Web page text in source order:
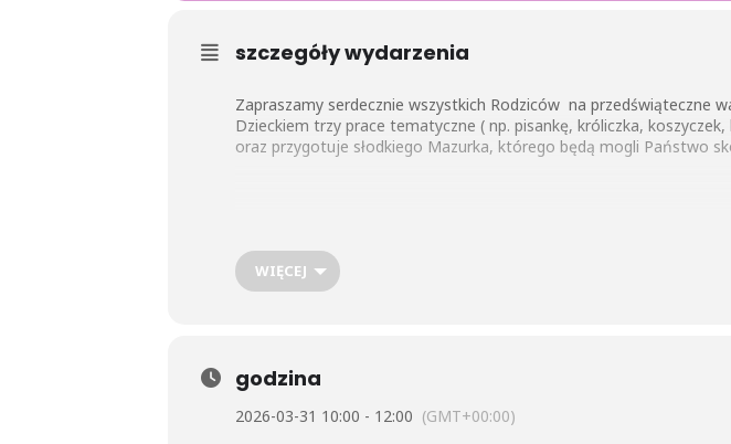
szczegóły wydarzenia
Zapraszamy serdecznie wszystkich Rodziców na przedświąteczne
Dzieckiem trzy prace tematyczne ( np. pisankę, króliczka,
oraz przygotuje słodkiego Mazurka, którego będą mogli Państwo
WIĘCEJ
godzina
2026-03-31 10:00 - 12:00 (GMT+00:00)